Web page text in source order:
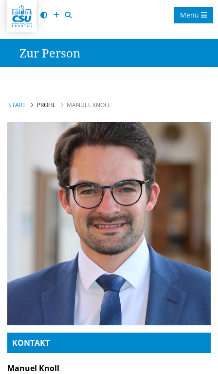
Menu
Zur Person
START PROFIL MANUEL KNOLL
KONTAKT
Manuel Knoll